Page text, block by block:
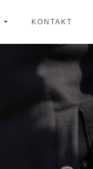
KONTAKT